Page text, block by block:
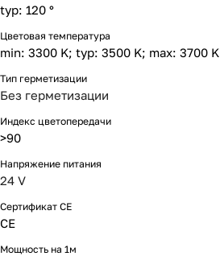
typ: 120 °
Цветовая температура
min: 3300 K; typ: 3500 K; max: 3700 K
Тип герметизации
Без герметизации
Индекс цветопередачи
>90
Напряжение питания
24 V
Сертификат CE
CE
Мощность на 1м